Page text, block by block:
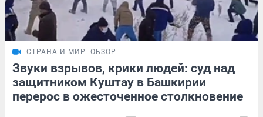
СТРАНА И МИР ОБЗОР
Звуки взрывов, крики людей: суд над
защитником Куштау в Башкирии
перерос в ожесточенное столкновение